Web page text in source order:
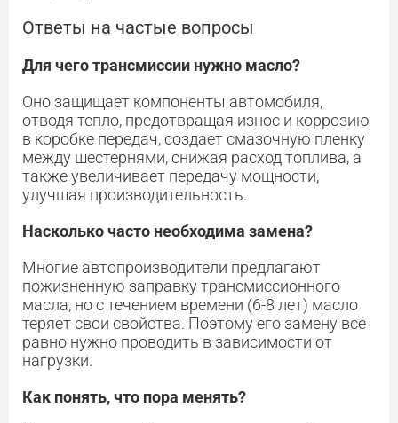
Ответы на частые вопросы
Для чего трансмиссии нужно масло?
Оно защищает компоненты автомобиля,
отводя тепло, предотвращая износ и коррозию
в коробке передач, создает смазочную пленку
между шестернями, снижая расход топлива, а
также увеличивает передачу мощности,
улучшая производительность.
Насколько часто необходима замена?
Многие автопроизводители предлагают
пожизненную заправку трансмиссионного
масла, но с течением времени (6-8 лет) масло
теряет свои свойства. Поэтому его замену все
равно нужно проводить в зависимости от
нагрузки.
Как понять, что пора менять?